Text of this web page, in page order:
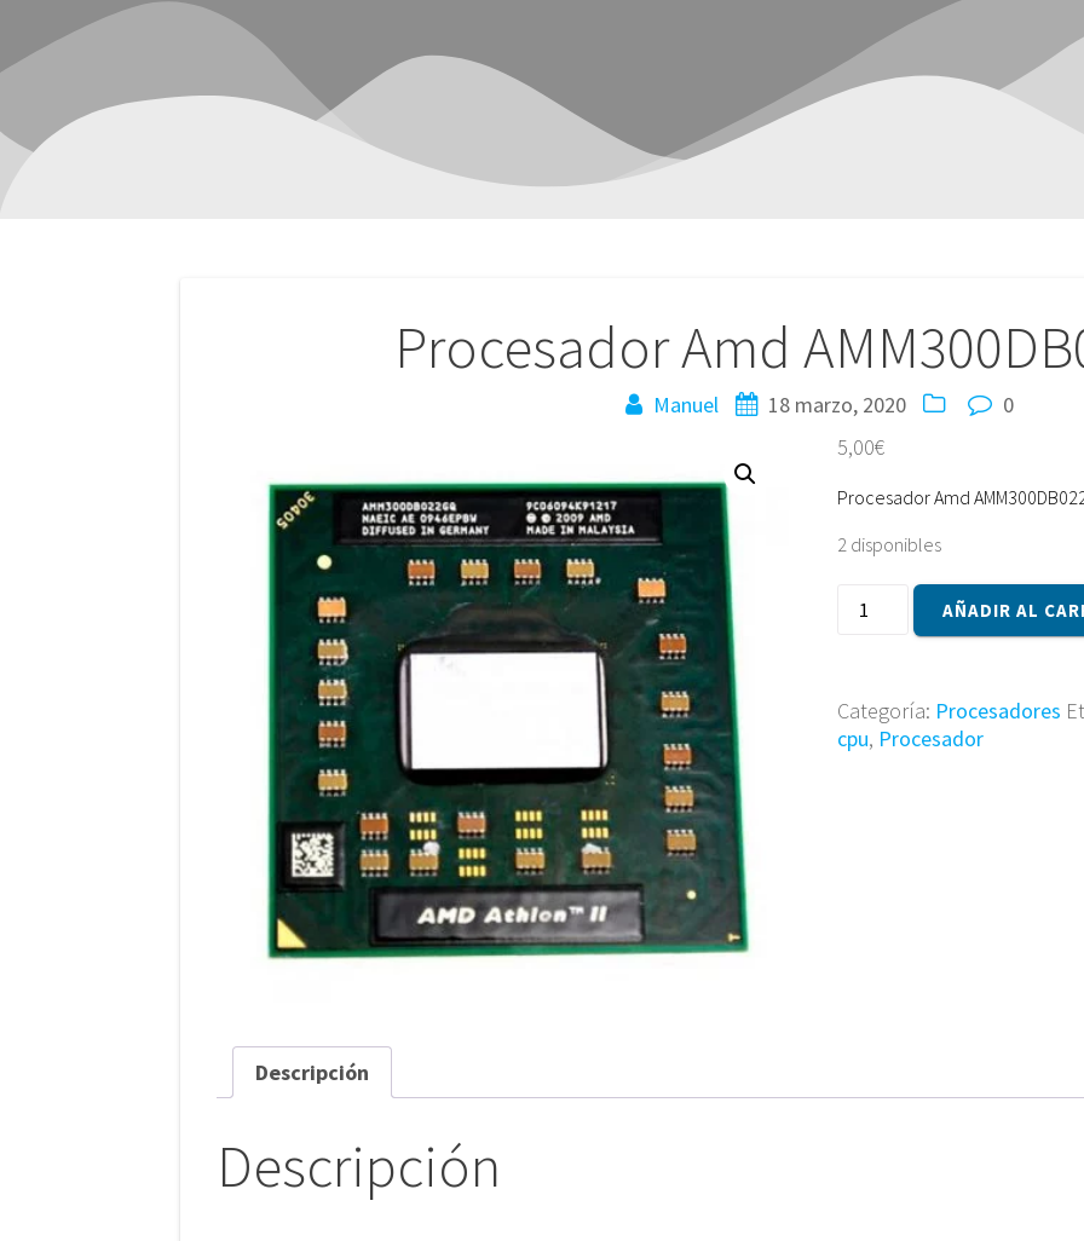
Procesador Amd
Manuel 18 marzo, 2020
0
5,00€
Procesador Amd
2 disponibles
Procesador
Amd
AÑADIR AL
Categoría: Procesadores
cpu, Procesador
Descripción
Descripción
Navegación
entradas